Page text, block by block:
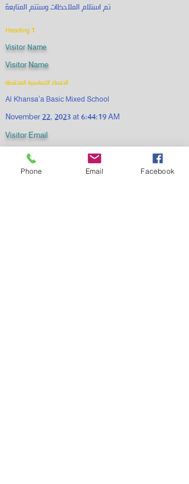
تم استلام الملاحظات وستتم المتابعة
Heading 1
Visitor Name
Visitor Name
الخنساء الاساسية المختلطة
Al Khansa'a Basic Mixed School
November 22, 2023 at 6:44:19 AM
Visitor Email
Submission Time
(+962)0790768059
Phone Email Facebook